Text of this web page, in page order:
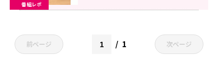
番組レポ
前ページ 1 次ページ